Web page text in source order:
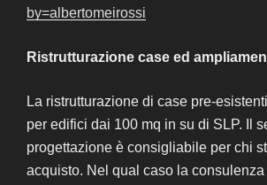
by=albertomeirossi
Ristrutturazione case ed
La ristrutturazione di case pre-
per edifici dai 100 mq in su di SLP. Il
progettazione è consigliabile per chi
acquisto. Nel qual caso la